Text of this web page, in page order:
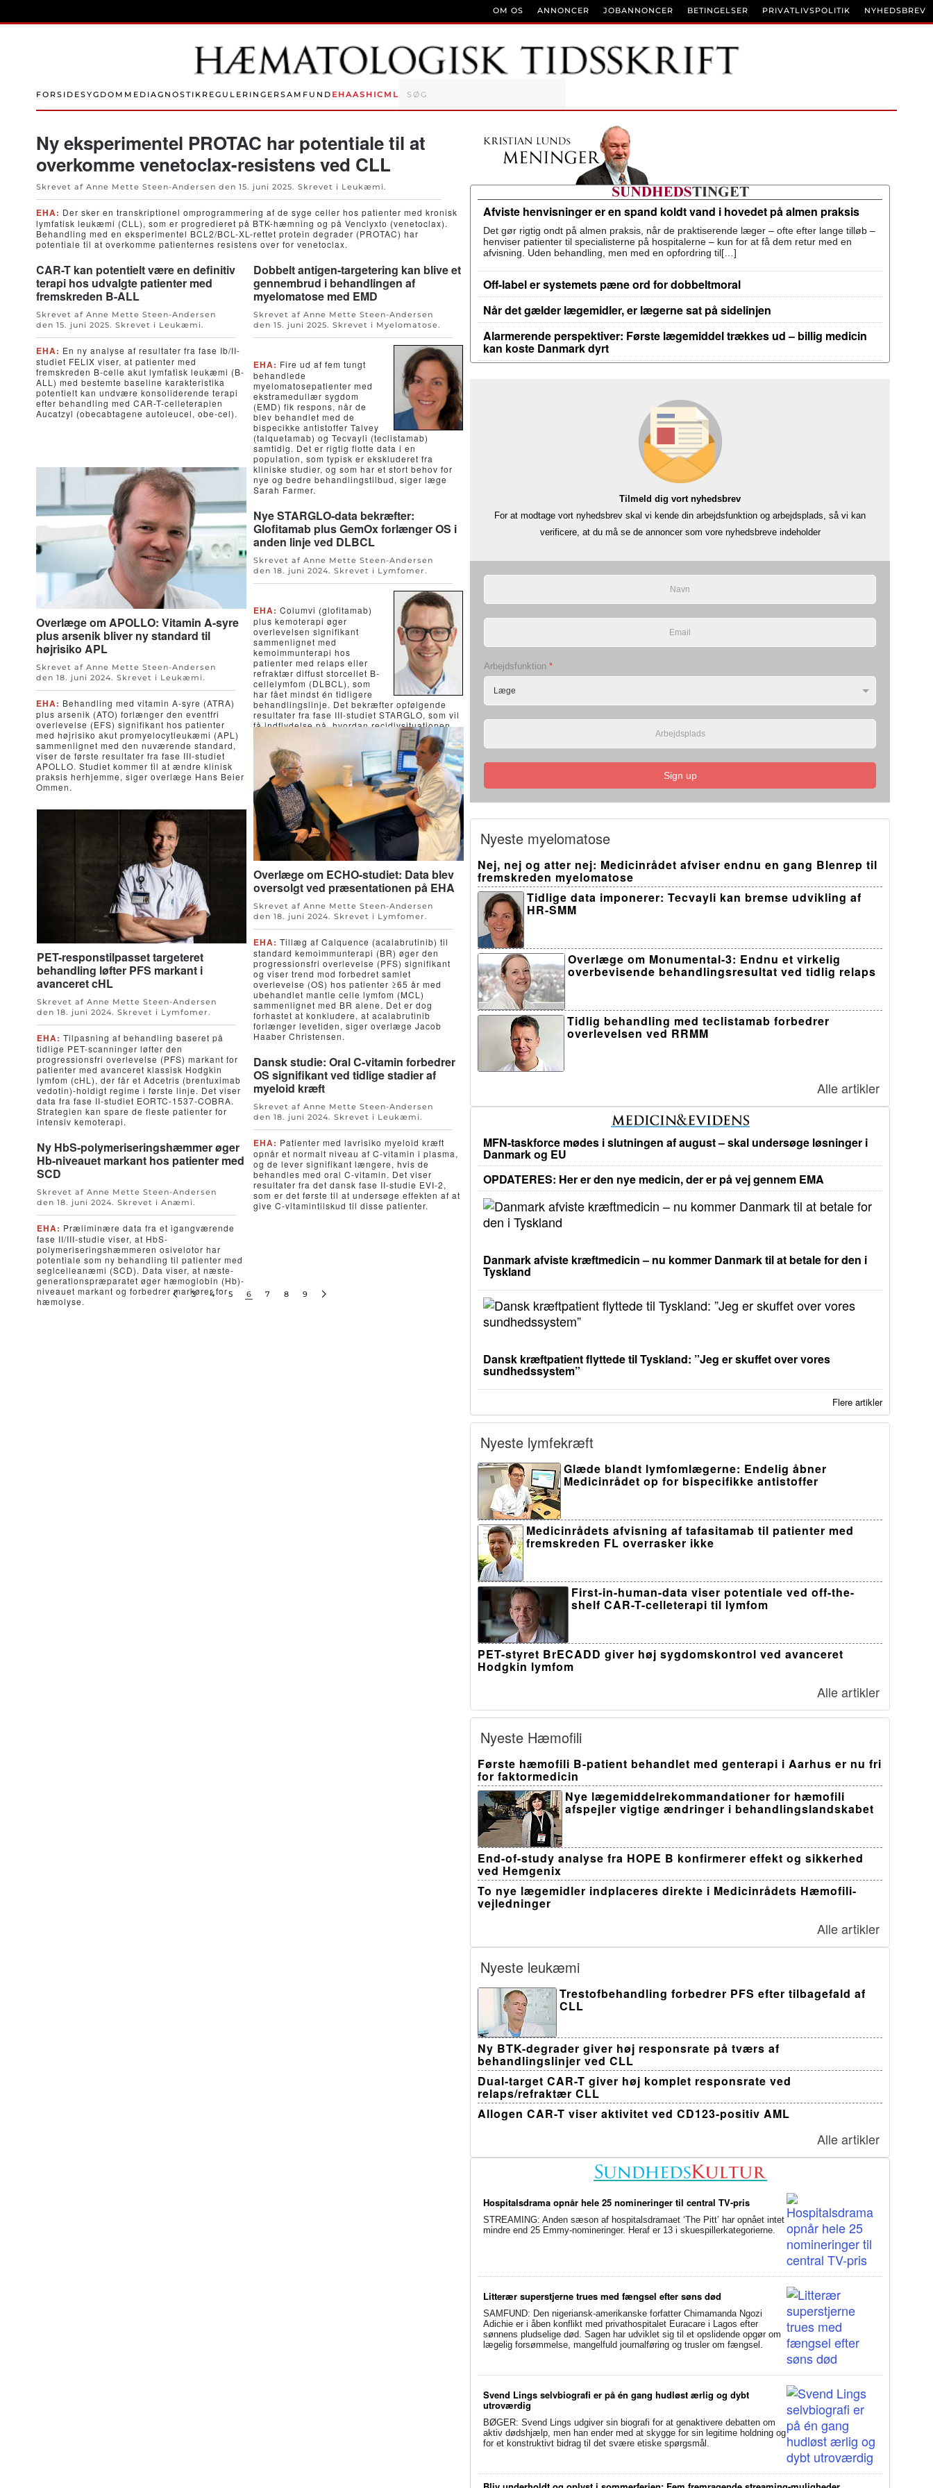
Skip to main content
FORSIDESYGDOMME DIAGNOSTIK REGULERINGERSAMFUND EHAASH ICML
OM OS ANNONCER JOBANNONCER BETINGELSER PRIVATLIVSPOLITIK NYHEDSBREV
Ny eksperimentel PROTAC har potentiale til at
overkomme venetoclax-resistens ved CLL
Skrevet af Anne Mette Steen-Andersen den 15. juni 2025. Skrevet i Leukæmi.
EHA: Der sker en transkriptionel omprogrammering af de syge celler hos patienter med kronisk
lymfatisk leukæmi (CLL), som er progredieret på BTK-hæmning og på Venclyxto (venetoclax).
Behandling med en eksperimentel BCL2/BCL-XL-rettet protein degrader (PROTAC) har
potentiale til at overkomme patienternes resistens over for venetoclax.
CAR-T kan potentielt være en definitiv
terapi hos udvalgte patienter med
fremskreden B-ALL
Skrevet af Anne Mette Steen-Andersen
den 15. juni 2025. Skrevet i Leukæmi.
EHA: En ny analyse af resultater fra fase Ib/II-
studiet FELIX viser, at patienter med
fremskreden B-celle akut lymfatisk leukæmi (B-
ALL) med bestemte baseline karakteristika
potentielt kan undvære konsoliderende terapi
efter behandling med CAR-T-celleterapien
Aucatzyl (obecabtagene autoleucel, obe-cel).
Dobbelt antigen-targetering kan blive et
gennembrud i behandlingen af
myelomatose med EMD
Skrevet af Anne Mette Steen-Andersen
den 15. juni 2025. Skrevet i Myelomatose.
EHA: Fire ud af fem tungt
behandlede
myelomatosepatienter med
ekstramedullær sygdom
(EMD) fik respons, når de
blev behandlet med de
bispecikke antistoffer Talvey
(talquetamab) og Tecvayli (teclistamab)
samtidig. Det er rigtig flotte data i en
population, som typisk er ekskluderet fra
kliniske studier, og som har et stort behov for
nye og bedre behandlingstilbud, siger læge
Sarah Farmer.
Overlæge om APOLLO: Vitamin A-syre
plus arsenik bliver ny standard til
højrisiko APL
Skrevet af Anne Mette Steen-Andersen
den 18. juni 2024. Skrevet i Leukæmi.
EHA: Behandling med vitamin A-syre (ATRA)
plus arsenik (ATO) forlænger den eventfri
overlevelse (EFS) signifikant hos patienter
med højrisiko akut promyelocytleukæmi (APL)
sammenlignet med den nuværende standard,
viser de første resultater fra fase III-studiet
APOLLO. Studiet kommer til at ændre klinisk
praksis herhjemme, siger overlæge Hans Beier
Ommen.
Nye STARGLO-data bekræfter:
Glofitamab plus GemOx forlænger OS i
anden linje ved DLBCL
Skrevet af Anne Mette Steen-Andersen
den 18. juni 2024. Skrevet i Lymfomer.
EHA: Columvi (glofitamab)
plus kemoterapi øger
overlevelsen signifikant
sammenlignet med
kemoimmunterapi hos
patienter med relaps eller
refraktær diffust storcellet B-
cellelymfom (DLBCL), som
har fået mindst én tidligere
behandlingslinje. Det bekræfter opfølgende
resultater fra fase III-studiet STARGLO, som vil
få indflydelse på, hvordan recidivsituationen
håndteres hos patienter med DLBCL.
Overlæge om ECHO-studiet: Data blev
oversolgt ved præsentationen på EHA
Skrevet af Anne Mette Steen-Andersen
den 18. juni 2024. Skrevet i Lymfomer .
EHA: Tillæg af Calquence (acalabrutinib) til
standard kemoimmunterapi (BR) øger den
progressionsfri overlevelse (PFS) signifikant
og viser trend mod forbedret samlet
overlevelse (OS) hos patienter ≥65 år med
ubehandlet mantle celle lymfom (MCL)
sammenlignet med BR alene. Det er dog
forhastet at konkludere, at acalabrutinib
forlænger levetiden, siger overlæge Jacob
Haaber Christensen.
PET-responstilpasset targeteret
behandling løfter PFS markant i
avanceret cHL
Skrevet af Anne Mette Steen-Andersen
den 18. juni 2024. Skrevet i Lymfomer.
EHA: Tilpasning af behandling baseret på
tidlige PET-scanninger løfter den
progressionsfri overlevelse (PFS) markant for
patienter med avanceret klassisk Hodgkin
lymfom (cHL), der får et Adcetris (brentuximab
vedotin)-holdigt regime i første linje. Det viser
data fra fase II-studiet EORTC-1537-COBRA.
Strategien kan spare de fleste patienter for
intensiv kemoterapi.
Dansk studie: Oral C-vitamin forbedrer
OS signifikant ved tidlige stadier af
myeloid kræft
Skrevet af Anne Mette Steen-Andersen
den 18. juni 2024. Skrevet i Leukæmi.
EHA: Patienter med lavrisiko myeloid kræft
opnår et normalt niveau af C-vitamin i plasma,
og de lever signifikant længere, hvis de
behandles med oral C-vitamin. Det viser
resultater fra det dansk fase II-studie EVI-2,
som er det første til at undersøge effekten af at
give C-vitamintilskud til disse patienter.
Ny HbS-polymeriseringshæmmer øger
Hb-niveauet markant hos patienter med
SCD
Skrevet af Anne Mette Steen-Andersen
den 18. juni 2024. Skrevet i Anæmi.
EHA: Præliminære data fra et igangværende
fase II/III-studie viser, at HbS-
polymeriseringshæmmeren osivelotor har
potentiale som ny behandling til patienter med
seglcelleanæmi (SCD). Data viser, at næste-
generationspræparatet øger hæmoglobin (Hb)-
niveauet markant og forbedrer markører for
hæmolyse.
3 4 5 6 7 8 9
Afviste henvisninger er en spand koldt vand i hovedet på almen praksis
Det gør rigtig ondt på almen praksis, når de praktiserende læger – ofte efter lange tilløb –
henviser patienter til specialisterne på hospitalerne – kun for at få dem retur med en
afvisning. Uden behandling, men med en opfordring til[…]
Off-label er systemets pæne ord for dobbeltmoral
Når det gælder lægemidler, er lægerne sat på sidelinjen
Alarmerende perspektiver: Første lægemiddel trækkes ud – billig medicin
kan koste Danmark dyrt
Tilmeld dig vort nyhedsbrev
For at modtage vort nyhedsbrev skal vi kende din arbejdsfunktion og arbejdsplads, så vi kan
verificere, at du må se de annoncer som vore nyhedsbreve indeholder
Arbejdsfunktion *
Sign up
Nyeste myelomatose
Nej, nej og atter nej: Medicinrådet afviser endnu en gang Blenrep til
fremskreden myelomatose
Tidlige data imponerer: Tecvayli kan bremse udvikling af
HR-SMM
Overlæge om Monumental-3: Endnu et virkelig
overbevisende behandlingsresultat ved tidlig relaps
Tidlig behandling med teclistamab forbedrer
overlevelsen ved RRMM
Alle artikler
MFN-taskforce mødes i slutningen af august – skal undersøge løsninger i
Danmark og EU
OPDATERES: Her er den nye medicin, der er på vej gennem EMA
Danmark afviste kræftmedicin – nu kommer Danmark til at betale for den i
Tyskland
Dansk kræftpatient flyttede til Tyskland: ”Jeg er skuffet over vores
sundhedssystem”
Flere artikler
Nyeste lymfekræft
Glæde blandt lymfomlægerne: Endelig åbner
Medicinrådet op for bispecifikke antistoffer
Medicinrådets afvisning af tafasitamab til patienter med
fremskreden FL overrasker ikke
First-in-human-data viser potentiale ved off-the-
shelf CAR-T-celleterapi til lymfom
PET-styret BrECADD giver høj sygdomskontrol ved avanceret
Hodgkin lymfom
Alle artikler
Nyeste Hæmofili
Første hæmofili B-patient behandlet med genterapi i Aarhus er nu fri
for faktormedicin
Nye lægemiddelrekommandationer for hæmofili
afspejler vigtige ændringer i behandlingslandskabet
End-of-study analyse fra HOPE B konfirmerer effekt og sikkerhed
ved Hemgenix
To nye lægemidler indplaceres direkte i Medicinrådets Hæmofili-
vejledninger
Alle artikler
Nyeste leukæmi
Trestofbehandling forbedrer PFS efter tilbagefald af
CLL
Ny BTK-degrader giver høj responsrate på tværs af
behandlingslinjer ved CLL
Dual-target CAR-T giver høj komplet responsrate ved
relaps/refraktær CLL
Allogen CAR-T viser aktivitet ved CD123-positiv AML
Alle artikler
Hospitalsdrama opnår hele 25 nomineringer til central TV-pris
STREAMING: Anden sæson af hospitalsdramaet ‘The Pitt’ har opnået intet
mindre end 25 Emmy-nomineringer. Heraf er 13 i skuespillerkategorierne.
Litterær superstjerne trues med fængsel efter søns død
SAMFUND: Den nigeriansk-amerikanske forfatter Chimamanda Ngozi
Adichie er i åben konflikt med privathospitalet Euracare i Lagos efter
sønnens pludselige død. Sagen har udviklet sig til et opslidende opgør om
lægelig forsømmelse, mangelfuld journalføring og trusler om fængsel.
Svend Lings selvbiografi er på én gang hudløst ærlig og dybt
utroværdig
BØGER: Svend Lings udgiver sin biografi for at genaktivere debatten om
aktiv dødshjælp, men han ender med at skygge for sin legitime holdning og
for et konstruktivt bidrag til det svære etiske spørgsmål.